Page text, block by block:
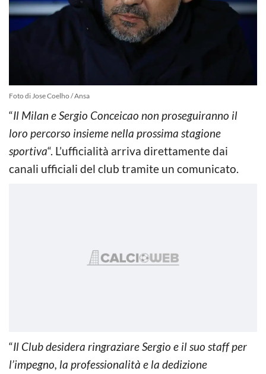
Foto di Jose Coelho / Ansa
“Il Milan e Sergio Conceicao non proseguiranno il
loro percorso insieme nella prossima stagione
sportiva“. L’ufficialità arriva direttamente dai
canali ufficiali del club tramite un comunicato.
“Il Club desidera ringraziare Sergio e il suo staff per
l’impegno, la professionalità e la dedizione